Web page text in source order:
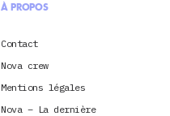
À PROPOS
Contact
Nova crew
Mentions légales
Nova – La dernière